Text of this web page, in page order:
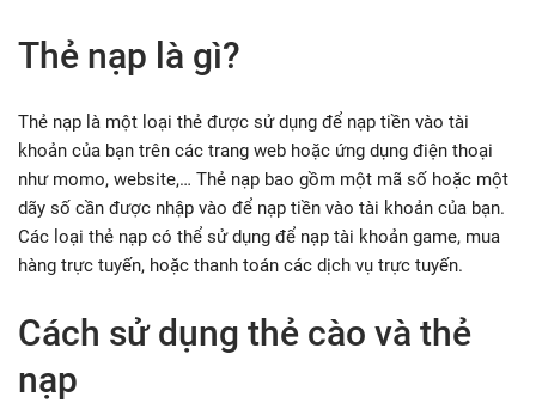
Thẻ nạp là gì?
Thẻ nạp là một loại thẻ được sử dụng để nạp tiền vào tài
khoản của bạn trên các trang web hoặc ứng dụng điện thoại
như momo, website,… Thẻ nạp bao gồm một mã số hoặc một
dãy số cần được nhập vào để nạp tiền vào tài khoản của bạn.
Các loại thẻ nạp có thể sử dụng để nạp tài khoản game, mua
hàng trực tuyến, hoặc thanh toán các dịch vụ trực tuyến.
Cách sử dụng thẻ cào và thẻ
nạp